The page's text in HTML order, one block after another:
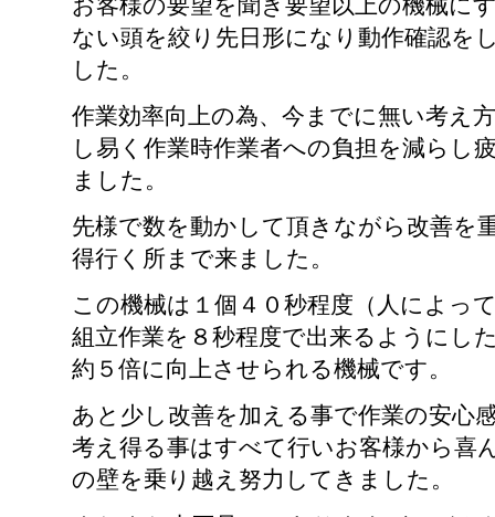
お客様の要望を聞き要望以上の機械に
ない頭を絞り先日形になり動作確認を
した。
作業効率向上の為、今までに無い考え
し易く作業時作業者への負担を減らし
ました。
先様で数を動かして頂きながら改善を
得行く所まで来ました。
この機械は１個４０秒程度（人によっ
組立作業を８秒程度で出来るようにし
約５倍に向上させられる機械です。
あと少し改善を加える事で作業の安心
考え得る事はすべて行いお客様から喜
の壁を乗り越え努力してきました。